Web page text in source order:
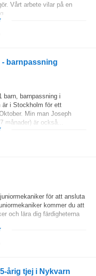
Vårt arbete vilar på en
barnpassning
barn, barnpassning i
är i Stockholm för ett
Min man Joseph
månader) är också...
för att ansluta
kommer du att
och lära dig färdigheterna
årig tjej i Nykvarn